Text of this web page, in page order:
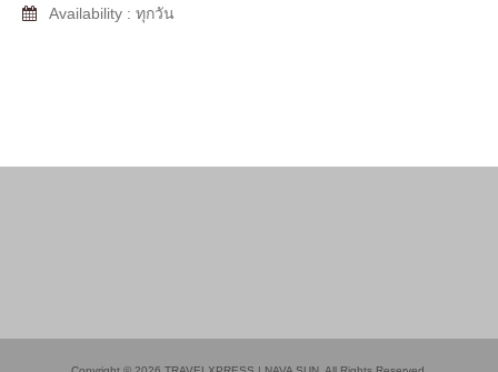
Availability : ทุกวัน